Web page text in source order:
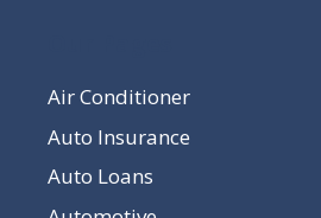
Air Conditioner
Auto Insurance
Auto Loans